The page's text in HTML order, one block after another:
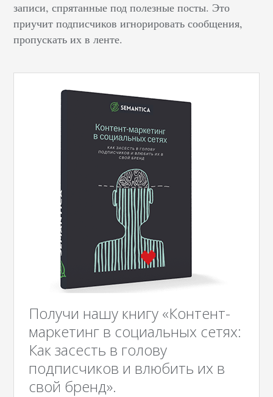
записи, спрятанные под полезные посты. Это
приучит подписчиков игнорировать сообщения,
пропускать их в ленте.
Получи нашу книгу «Контент-
маркетинг в социальных сетях:
Как засесть в голову
подписчиков и влюбить их в
свой бренд».